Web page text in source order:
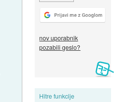
nov uporabnik
pozabili geslo?
Hitre funkcije